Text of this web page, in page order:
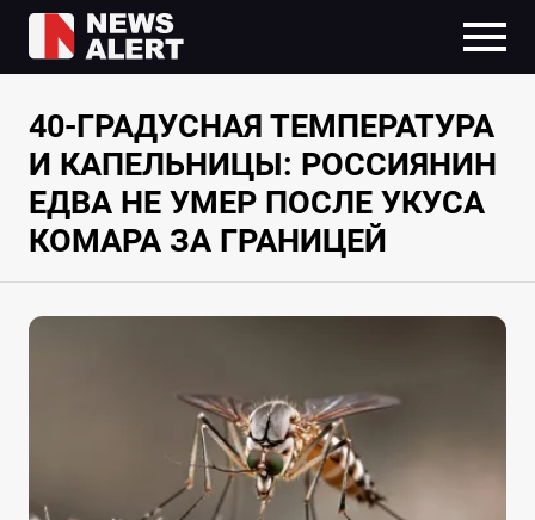
40-ГРАДУСНАЯ ТЕМПЕРАТУРА
И КАПЕЛЬНИЦЫ: РОССИЯНИН
ЕДВА НЕ УМЕР ПОСЛЕ УКУСА
КОМАРА ЗА ГРАНИЦЕЙ